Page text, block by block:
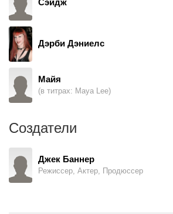
Сэйдж
Дэрби Дэниелс
Майя
(в титрах: Maya Lee)
Создатели
Джек Баннер
Режиссер, Актер, Продюссер